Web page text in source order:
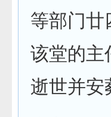
等部门廿
该堂的主
逝世并安